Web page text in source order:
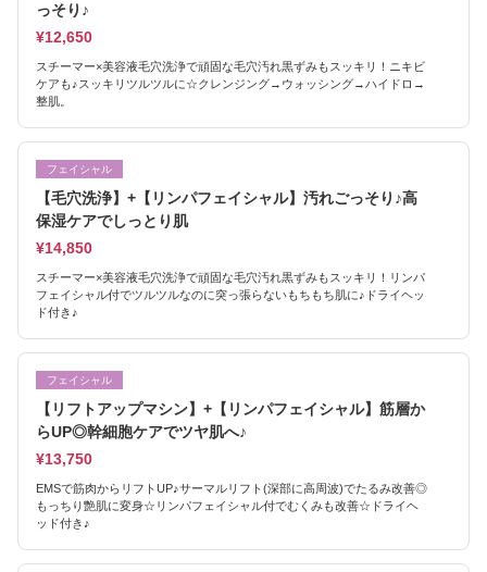
っそり♪
¥12,650
スチーマー×美容液毛穴洗浄で頑固な毛穴汚れ黒ずみもスッキリ！ニキビ
ケアも♪スッキリツルツルに☆クレンジング→ウォッシング→ハイドロ→
整肌。
フェイシャル
【毛穴洗浄】+【リンパフェイシャル】汚れごっそり♪高
保湿ケアでしっとり肌
¥14,850
スチーマー×美容液毛穴洗浄で頑固な毛穴汚れ黒ずみもスッキリ！リンパ
フェイシャル付でツルツルなのに突っ張らないもちもち肌に♪ドライヘッ
ド付き♪
フェイシャル
【リフトアップマシン】+【リンパフェイシャル】筋層か
らUP◎幹細胞ケアでツヤ肌へ♪
¥13,750
EMSで筋肉からリフトUP♪サーマルリフト(深部に高周波)でたるみ改善◎
もっちり艶肌に変身☆リンパフェイシャル付でむくみも改善☆ドライヘ
ッド付き♪